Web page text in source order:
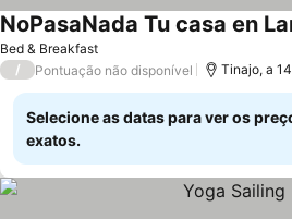
Bed & Breakfast
Ver preços
/ Pontuação não disponível Tinajo, a
Selecione as datas para ver os
exatos.